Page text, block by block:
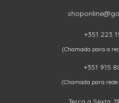
+351 223
(Chamada para a
+351 915
(Chamada para